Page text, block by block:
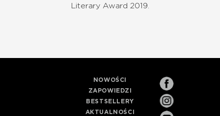
Literary Award 2019.
NOWOŚCI
ZAPOWIEDZI
BESTSELLERY
AKTUALNOŚCI